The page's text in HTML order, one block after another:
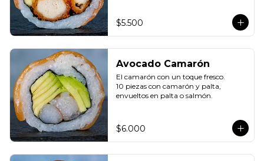
$5.500
Avocado Camarón
El camarón con un toque fresco.
10 piezas con camarón y palta,
envueltos en palta o salmón.
$6.000